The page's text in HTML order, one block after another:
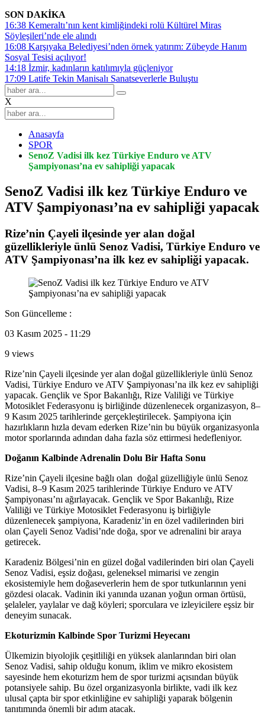
SON DAKİKA
16:38 Kemeraltı’nın kent kimliğindeki rolü Kültürel Miras
Söyleşileri’nde ele alındı
16:08 Karşıyaka Belediyesi’nden örnek yatırım: Zübeyde Hanım
Sosyal Tesisi açılıyor!
14:18 İzmir, kadınların katılımıyla güçleniyor
17:09 Latife Tekin Manisalı Sanatseverlerle Buluştu
X
Anasayfa
SPOR
SenoZ Vadisi ilk kez Türkiye Enduro ve ATV
Şampiyonası’na ev sahipliği yapacak
SenoZ Vadisi ilk kez Türkiye Enduro ve
ATV Şampiyonası’na ev sahipliği yapacak
Rize’nin Çayeli ilçesinde yer alan doğal
güzellikleriyle ünlü Senoz Vadisi, Türkiye Enduro ve
ATV Şampiyonası’na ilk kez ev sahipliği yapacak.
Son Güncelleme :
03 Kasım 2025 - 11:29
9 views
Rize’nin Çayeli ilçesinde yer alan doğal güzellikleriyle ünlü Senoz
Vadisi, Türkiye Enduro ve ATV Şampiyonası’na ilk kez ev sahipliği
yapacak. Gençlik ve Spor Bakanlığı, Rize Valiliği ve Türkiye
Motosiklet Federasyonu iş birliğinde düzenlenecek organizasyon, 8–
9 Kasım 2025 tarihlerinde gerçekleştirilecek. Şampiyona için
hazırlıkların hızla devam ederken Rize’nin bu büyük organizasyonla
motor sporlarında adından daha fazla söz ettirmesi hedefleniyor.
Doğanın Kalbinde Adrenalin Dolu Bir Hafta Sonu
Rize’nin Çayeli ilçesine bağlı olan doğal güzelliğiyle ünlü Senoz
Vadisi, 8–9 Kasım 2025 tarihlerinde Türkiye Enduro ve ATV
Şampiyonası’nı ağırlayacak. Gençlik ve Spor Bakanlığı, Rize
Valiliği ve Türkiye Motosiklet Federasyonu iş birliğiyle
düzenlenecek şampiyona, Karadeniz’in en özel vadilerinden biri
olan Çayeli Senoz Vadisi’nde doğa, spor ve adrenalini bir araya
getirecek.
Karadeniz Bölgesi’nin en güzel doğal vadilerinden biri olan Çayeli
Senoz Vadisi, eşsiz doğası, geleneksel mimarisi ve zengin
ekosistemiyle hem doğaseverlerin hem de spor tutkunlarının yeni
gözdesi olacak. Vadinin iki yanında uzanan yoğun orman örtüsü,
şelaleler, yaylalar ve dağ köyleri; sporculara ve izleyicilere eşsiz bir
deneyim sunacak.
Ekoturizmin Kalbinde Spor Turizmi Heyecanı
Ülkemizin biyolojik çeşitliliği en yüksek alanlarından biri olan
Senoz Vadisi, sahip olduğu konum, iklim ve mikro ekosistem
sayesinde hem ekoturizm hem de spor turizmi açısından büyük
potansiyele sahip. Bu özel organizasyonla birlikte, vadi ilk kez
ulusal çapta bir spor etkinliğine ev sahipliği yaparak bölgenin
tanıtımında önemli bir adım atacak.